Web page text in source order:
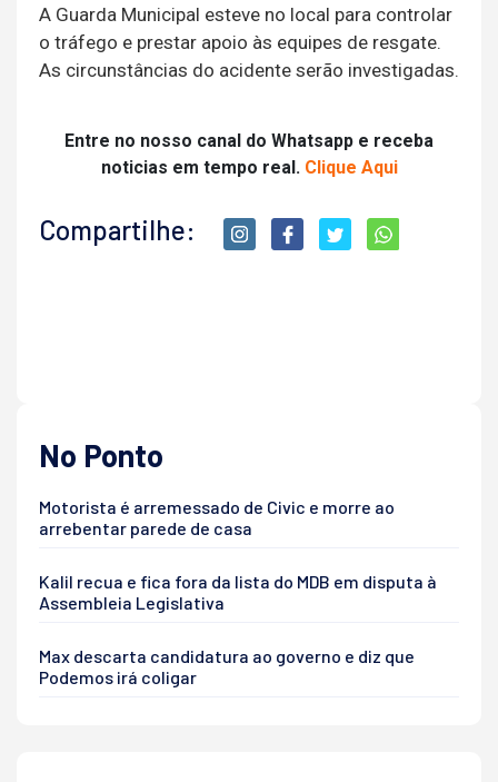
A Guarda Municipal esteve no local para controlar
o tráfego e prestar apoio às equipes de resgate.
As circunstâncias do acidente serão investigadas.
Entre no nosso canal do Whatsapp e receba
noticias em tempo real. Clique Aqui
Compartilhe:
No Ponto
Motorista é arremessado de Civic e morre ao
arrebentar parede de casa
Kalil recua e fica fora da lista do MDB em disputa à
Assembleia Legislativa
Max descarta candidatura ao governo e diz que
Podemos irá coligar